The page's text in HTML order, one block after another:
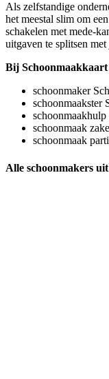
Als zelfstandige
het meestal slim om
schakelen met mede-
uitgaven te splitsen
Bij
schoonmaker
schoonmaakster
schoonmaak
schoonmaak
Alle schoonmakers